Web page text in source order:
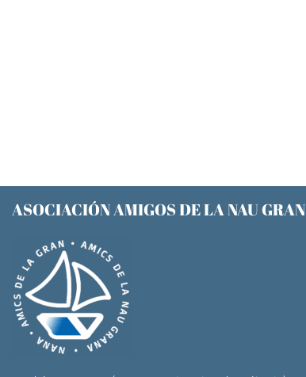
ASOCIACIÓN AMIGOS DE LA NAU GRAN